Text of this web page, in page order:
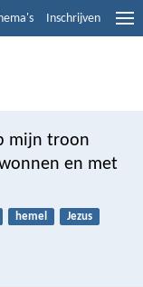
Inschrijven
mijn troon
en met
hemel
Jezus